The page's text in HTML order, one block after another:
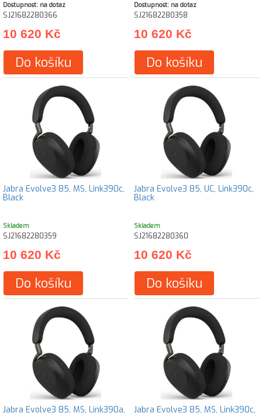
Dostupnost: na dotaz
SJ21682280366
10 620 Kč
Do košíku
Dostupnost: na dotaz
SJ21682280358
10 620 Kč
Do košíku
Jabra Evolve3 85, MS, Link390c,
Black
Skladem
SJ21682280359
10 620 Kč
Do košíku
Jabra Evolve3 85, UC, Link390c,
Black
Skladem
SJ21682280360
10 620 Kč
Do košíku
Jabra Evolve3 85, MS, Link390a, Jabra Evolve3 85, MS, Link390c,